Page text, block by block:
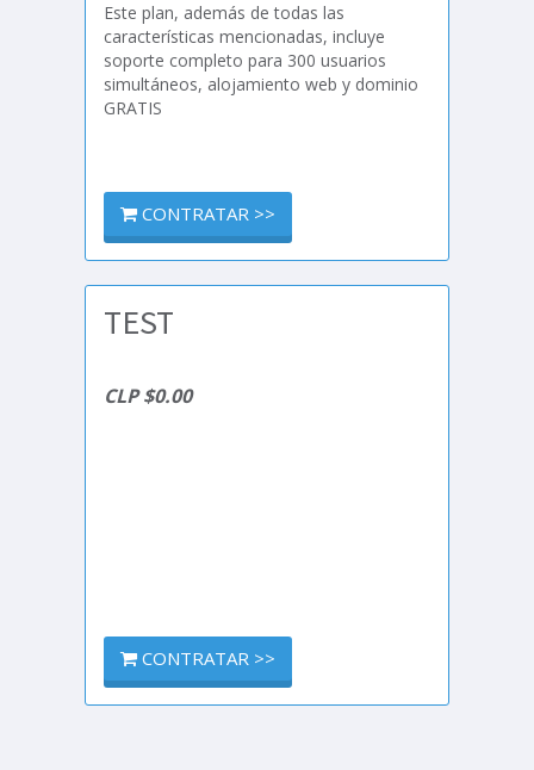
Este plan, además de todas las
características mencionadas, incluye
soporte completo para 300 usuarios
simultáneos, alojamiento web y dominio
GRATIS
CONTRATAR >>
TEST
CLP $0.00
CONTRATAR >>